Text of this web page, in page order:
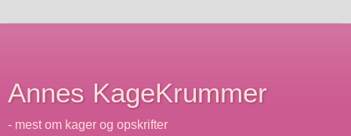
Annes KageKrummer
- mest om kager og opskrifter